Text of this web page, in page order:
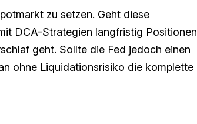
zu setzen. Geht diese
DCA-Strategien langfristig Positionen
geht. Sollte die Fed jedoch einen
ohne Liquidationsrisiko die komplette